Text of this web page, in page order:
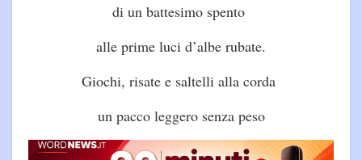
di un battesimo spento
alle prime luci d’albe rubate.
Giochi, risate e saltelli alla corda
un pacco leggero senza peso